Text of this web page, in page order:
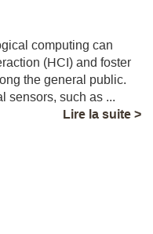
computing can
(HCI) and foster
the general public.
sensors, such as ...
Lire la suite >